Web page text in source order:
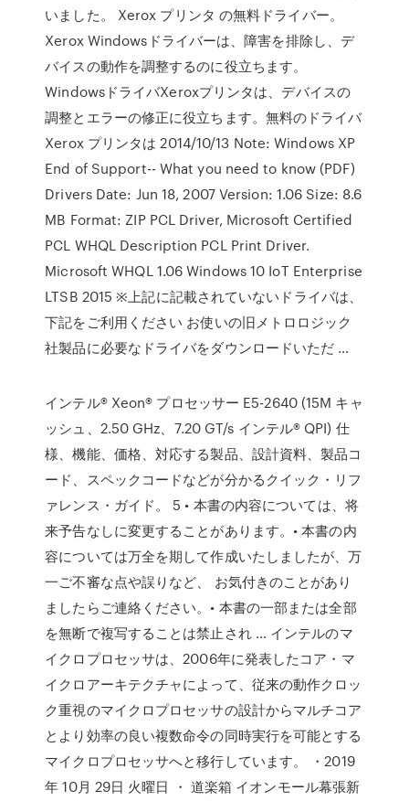
いました。 Xerox プリンタ の無料ドライバー。
Xerox Windowsドライバーは、障害を排除し、デ
バイスの動作を調整するのに役立ちます。
WindowsドライバXeroxプリンタは、デバイスの
調整とエラーの修正に役立ちます。無料のドライバ
Xerox プリンタは 2014/10/13 Note: Windows XP
End of Support-- What you need to know (PDF)
Drivers Date: Jun 18, 2007 Version: 1.06 Size: 8.6
MB Format: ZIP PCL Driver, Microsoft Certified
PCL WHQL Description PCL Print Driver.
Microsoft WHQL 1.06 Windows 10 IoT Enterprise
LTSB 2015 ※上記に記載されていないドライバは、
下記をご利用ください お使いの旧メトロロジック
社製品に必要なドライバをダウンロードいただ …
インテル® Xeon® プロセッサー E5-2640 (15M キャ
ッシュ、2.50 GHz、7.20 GT/s インテル® QPI) 仕
様、機能、価格、対応する製品、設計資料、製品コ
ード、スペックコードなどが分かるクイック・リフ
ァレンス・ガイド。 5 • 本書の内容については、将
来予告なしに変更することがあります。• 本書の内
容については万全を期して作成いたしましたが、万
一ご不審な点や誤りなど、 お気付きのことがあり
ましたらご連絡ください。• 本書の一部または全部
を無断で複写することは禁止され … インテルのマ
イクロプロセッサは、2006年に発表したコア・マ
イクロアーキテクチャによって、従来の動作クロッ
ク重視のマイクロプロセッサの設計からマルチコア
とより効率の良い複数命令の同時実行を可能とする
マイクロプロセッサへと移行しています。 ・2019
年 10月 29日 火曜日 ・ 道楽箱 イオンモール幕張新